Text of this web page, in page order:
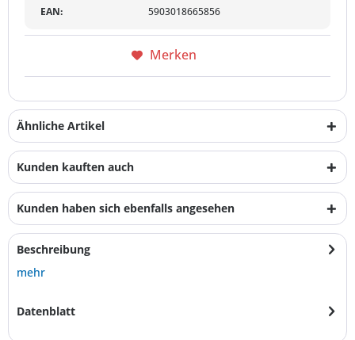
EAN:
5903018665856
Merken
Ähnliche Artikel
Kunden kauften auch
Kunden haben sich ebenfalls angesehen
Beschreibung
mehr
Datenblatt